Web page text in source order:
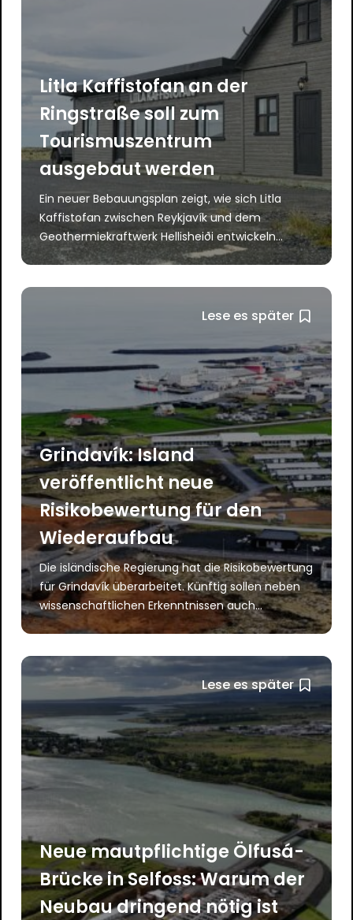
Litla Kaffistofan an der
Ringstraße soll zum
Tourismuszentrum
ausgebaut werden
Ein neuer Bebauungsplan zeigt, wie sich Litla
Kaffistofan zwischen Reykjavík und dem
Geothermiekraftwerk Hellisheiði entwickeln...
Lese es später
Grindavík: Island
veröffentlicht neue
Risikobewertung für den
Wiederaufbau
Die isländische Regierung hat die Risikobewertung
für Grindavík überarbeitet. Künftig sollen neben
wissenschaftlichen Erkenntnissen auch...
Lese es später
Neue mautpflichtige Ölfusá-
Brücke in Selfoss: Warum der
Neubau dringend nötig ist